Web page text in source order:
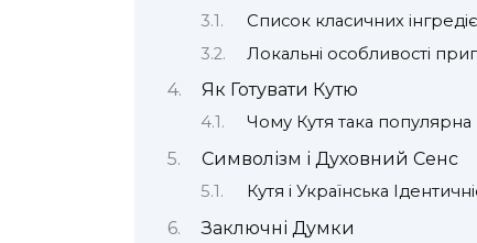
Список класичних
Локальні особливості
Як Готувати Кутю
Чому Кутя така популярна
Символізм і Духовний Сенс
Кутя і Українська
Заключні Думки